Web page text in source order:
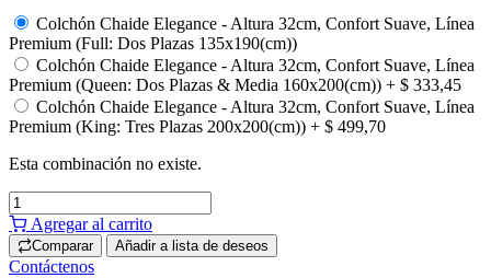
Colchón Chaide Elegance - Altura 32cm, Confort Suave, Línea
Premium (Full: Dos Plazas 135x190(cm))
Colchón Chaide Elegance - Altura 32cm, Confort Suave, Línea
Premium (Queen: Dos Plazas & Media 160x200(cm)) + $ 333,45
Colchón Chaide Elegance - Altura 32cm, Confort Suave, Línea
Premium (King: Tres Plazas 200x200(cm)) + $ 499,70
Esta combinación no existe.
Agregar al carrito
Comparar Añadir a lista de deseos
Contáctenos